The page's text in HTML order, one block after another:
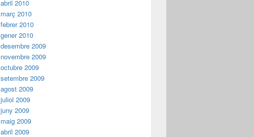
abril 2010
març 2010
febrer 2010
gener 2010
desembre 2009
novembre 2009
octubre 2009
setembre 2009
agost 2009
juliol 2009
juny 2009
maig 2009
abril 2009